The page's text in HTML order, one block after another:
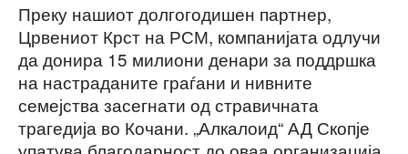
Преку нашиот долгогодишен партнер,
Црвениот Крст на РСМ, компанијата одлучи
да донира 15 милиони денари за поддршка
на настраданите граѓани и нивните
семејства засегнати од стравичната
трагедија во Кочани. „Алкалоид“ АД Скопје